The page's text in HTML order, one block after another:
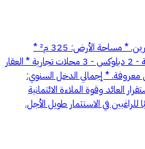
فرصة استثمارية مميزة للمستثمرين. * مساحة الأرض: 325 م² *
مكونات العقار: - 10 شقق سكنية - 2 دبلوكس - 3 محلات تجارية * العقار
معروفة. * إجمالي الدخل السنوي:
العائد وقوة الملاءة الائتمانية
في الاستثمار طويل الأجل.